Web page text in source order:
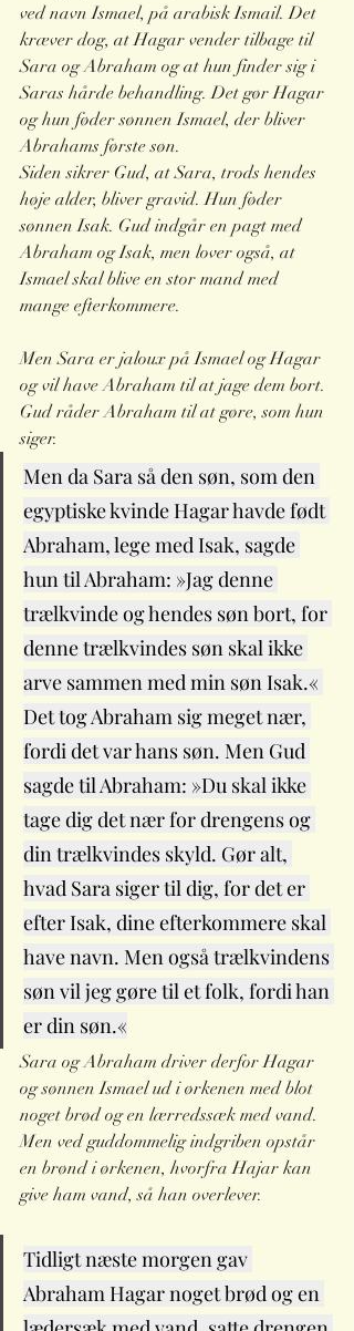
ved navn Ismael, på arabisk Ismail. Det
kræver dog, at Hagar vender tilbage til
Sara og Abraham og at hun finder sig i
Saras hårde behandling. Det gør Hagar
og hun føder sønnen Ismael, der bliver
Abrahams første søn.
Siden sikrer Gud, at Sara, trods hendes
høje alder, bliver gravid. Hun føder
sønnen Isak. Gud indgår en pagt med
Abraham og Isak, men lover også, at
Ismael skal blive en stor mand med
mange efterkommere.
Men Sara er jaloux på Ismael og Hagar
og vil have Abraham til at jage dem bort.
Gud råder Abraham til at gøre, som hun
siger.
Men da Sara så den søn, som den
egyptiske kvinde Hagar havde født
Abraham, lege med Isak, sagde
hun til Abraham: »Jag denne
trælkvinde og hendes søn bort, for
denne trælkvindes søn skal ikke
arve sammen med min søn Isak.«
Det tog Abraham sig meget nær,
fordi det var hans søn. Men Gud
sagde til Abraham: »Du skal ikke
tage dig det nær for drengens og
din trælkvindes skyld. Gør alt,
hvad Sara siger til dig, for det er
efter Isak, dine efterkommere skal
have navn. Men også trælkvindens
søn vil jeg gøre til et folk, fordi han
er din søn.«
Sara og Abraham driver derfor Hagar
og sønnen Ismael ud i ørkenen med blot
noget brød og en lærredssæk med vand.
Men ved guddommelig indgriben opstår
en brønd i ørkenen, hvorfra Hajar kan
give ham vand, så han overlever.
Tidligt næste morgen gav
Abraham Hagar noget brød og en